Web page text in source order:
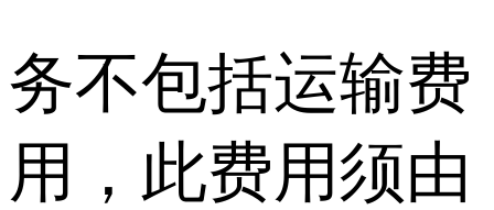
务不包括运输费
用，此费用须由